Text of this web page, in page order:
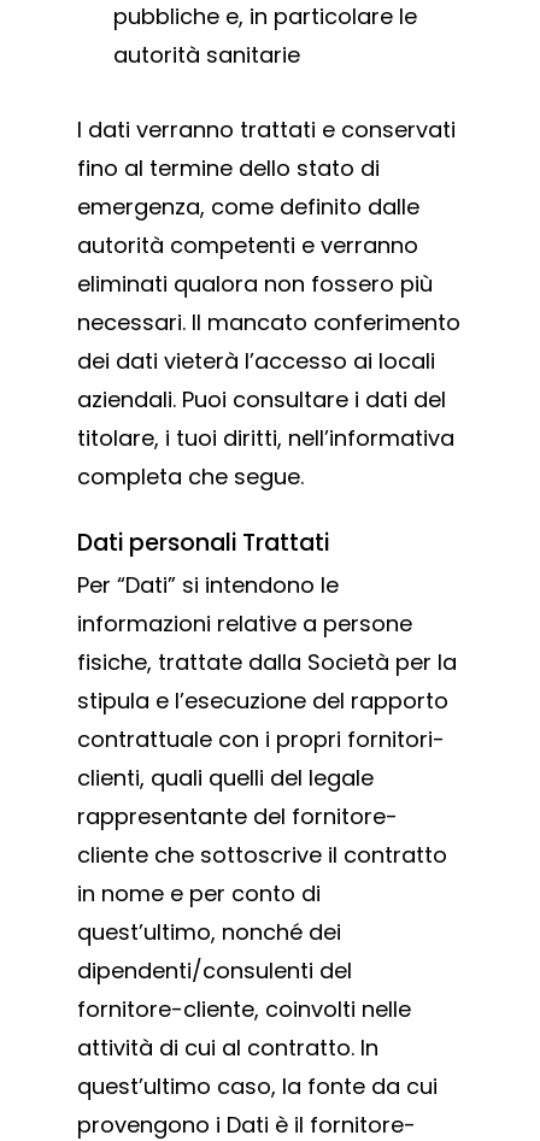
pubbliche e, in particolare le
autorità sanitarie
I dati verranno trattati e conservati
fino al termine dello stato di
emergenza, come definito dalle
autorità competenti e verranno
eliminati qualora non fossero più
necessari. Il mancato conferimento
dei dati vieterà l’accesso ai locali
aziendali. Puoi consultare i dati del
titolare, i tuoi diritti, nell’informativa
completa che segue.
Dati personali Trattati
Per “Dati” si intendono le
informazioni relative a persone
fisiche, trattate dalla Società per la
stipula e l’esecuzione del rapporto
contrattuale con i propri fornitori-
clienti, quali quelli del legale
rappresentante del fornitore-
cliente che sottoscrive il contratto
in nome e per conto di
quest’ultimo, nonché dei
dipendenti/consulenti del
fornitore-cliente, coinvolti nelle
attività di cui al contratto. In
quest’ultimo caso, la fonte da cui
provengono i Dati è il fornitore-